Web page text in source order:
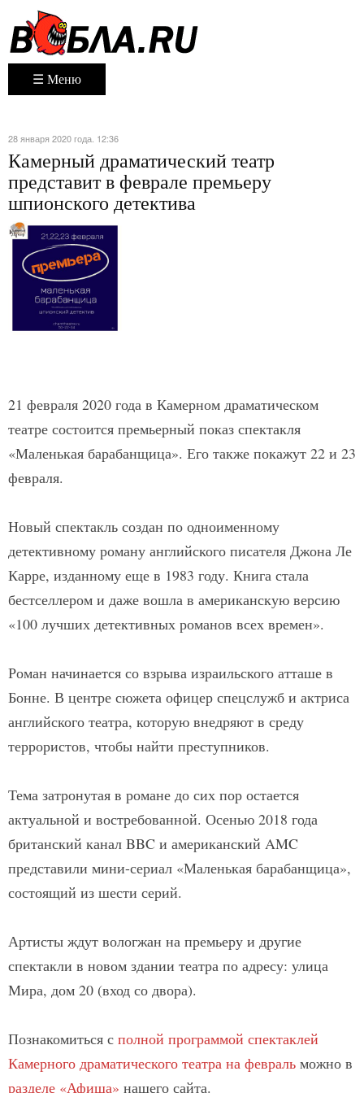
☰ Меню
28 января 2020 года. 12:36
Камерный драматический театр
представит в феврале премьеру
шпионского детектива
21 февраля 2020 года в Камерном драматическом
театре состоится премьерный показ спектакля
«Маленькая барабанщица». Его также покажут 22 и 23
февраля.
Новый спектакль создан по одноименному
детективному роману английского писателя Джона Ле
Карре, изданному еще в 1983 году. Книга стала
бестселлером и даже вошла в американскую версию
«100 лучших детективных романов всех времен».
Роман начинается со взрыва израильского атташе в
Бонне. В центре сюжета офицер спецслужб и актриса
английского театра, которую внедряют в среду
террористов, чтобы найти преступников.
Тема затронутая в романе до сих пор остается
актуальной и востребованной. Осенью 2018 года
британский канал BBC и американский AMC
представили мини-сериал «Маленькая барабанщица»,
состоящий из шести серий.
Артисты ждут вологжан на премьеру и другие
спектакли в новом здании театра по адресу: улица
Мира, дом 20 (вход со двора).
Познакомиться с полной программой спектаклей
Камерного драматического театра на февраль можно в
разделе «Афиша» нашего сайта.